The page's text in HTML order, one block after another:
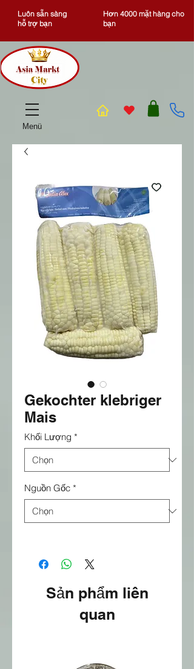
Menü
Luôn sẵn sàng
hỗ trợ bạn
Hơn 4000 mặt hàng cho
bạn
Gekochter klebriger
Mais
Khối Lượng *
Nguồn Gốc *
Sản phẩm liên
quan